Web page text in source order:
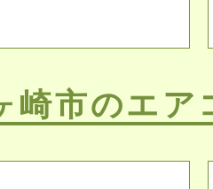
崎市のエア